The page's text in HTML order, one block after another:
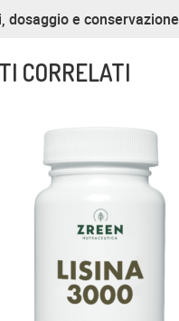
dosaggio e conservazione
CORRELATI